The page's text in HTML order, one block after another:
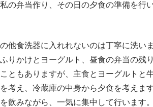
の弁当作り、その日の夕食の準備を行
他食洗器に入れれないのは丁寧に洗いま
りかけとヨーグルト、昼食の弁当の残
ともありますが、主食とヨーグルトと
考え、冷蔵庫の中身から夕食を考えま
飲みながら、一気に集中して行います。